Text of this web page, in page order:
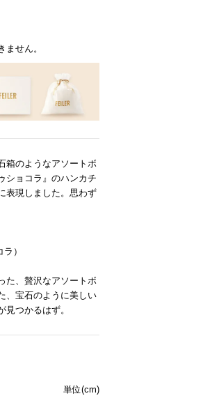
せん。
箱のようなアソートボ
ショコラ』のハンカチ
表現しました。思わず
）
た、贅沢なアソートボ
、宝石のように美しい
つかるはず。
単位(cm)